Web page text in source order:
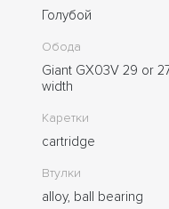
Голубой
Обода
Giant GX03V 29 or
width
Каретки
cartridge
Втулки
alloy, ball bearing